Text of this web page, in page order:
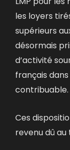
les loyers
supérieurs
désormais
d’activité
français
contribuable.
Ces
revenu dû au